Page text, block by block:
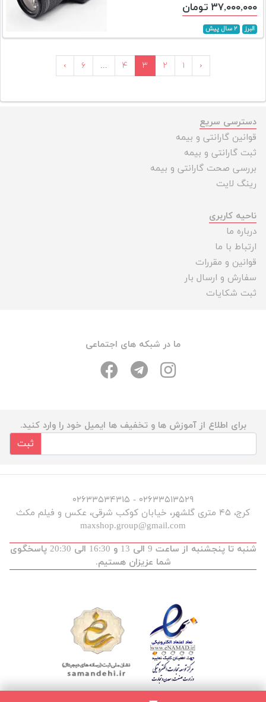
۳۷,۰۰۰,۰۰۰ تومان
البرز ۲ سال پیش
‹ ۱ ۲ ۳ ۴ ... ۶ ›
دسترسی سریع
قوانین گارانتی و بیمه
ثبت گارانتی و بیمه
بررسی صحت گارانتی و بیمه
رینگ لایت
ناحیه کاربری
درباره ما
ارتباط با ما
قوانین و مقررات
سفارش و ارسال بار
ثبت شکایات
ما در شبکه های اجتماعی
برای اطلاع از آموزش ها و تخفیف ها ایمیل خود را وارد کنید.
ثبت
۰۲۶۳۳۵۱۳۵۲۹ - ۰۲۶۳۳۵۳۴۳۱۵
کرج، ۴۵ متری گلشهر، خیابان کوکب شرقی، عکس و فیلم مکث
maxshop.group@gmail.com
شنبه تا پنجشنبه از ساعت 9 الی 13 و 16:30 الی 20:30 پاسخگوی
شما عزیزان هستیم.